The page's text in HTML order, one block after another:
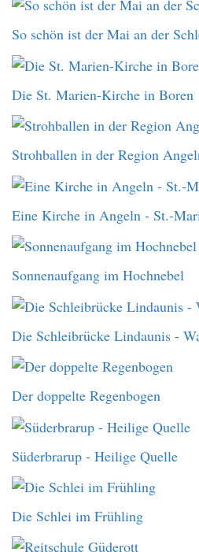
So schön ist der Mai an der
Die St. Marien-Kirche in Boren
Strohballen in der Region
Eine Kirche in Angeln - St.-
Sonnenaufgang im Hochnebel
Die Schleibrücke Lindaunis -
Der doppelte Regenbogen
Süderbrarup - Heilige Quelle
Die Schlei im Frühling